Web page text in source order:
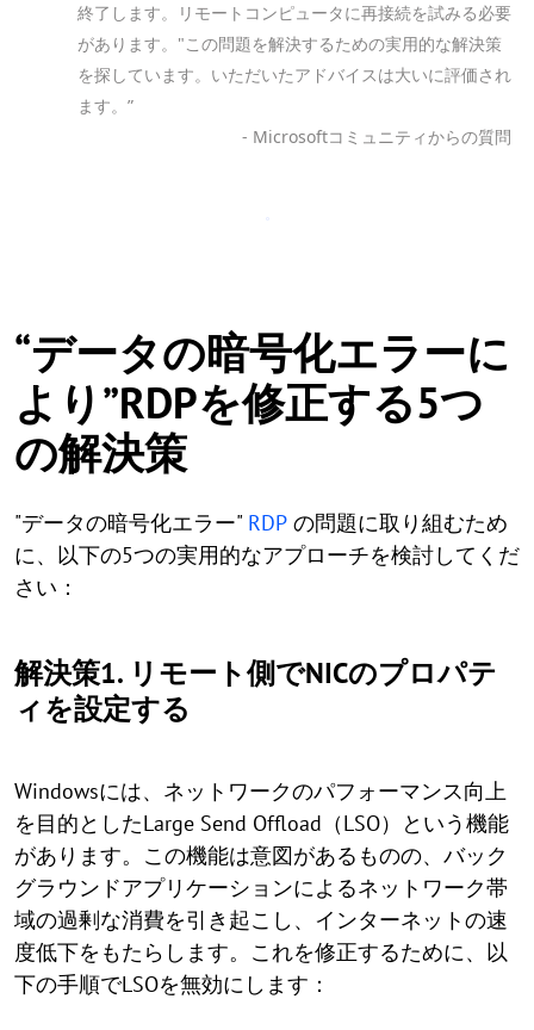
終了します。リモートコンピュータに再接続を試みる必要
があります。"この問題を解決するための実用的な解決策
を探しています。いただいたアドバイスは大いに評価され
ます。”
- Microsoftコミュニティからの質問
“データの暗号化エラーに
より”RDPを修正する5つ
の解決策
"データの暗号化エラー" RDP の問題に取り組むため
に、以下の5つの実用的なアプローチを検討してくだ
さい：
解決策1. リモート側でNICのプロパテ
ィを設定する
Windowsには、ネットワークのパフォーマンス向上
を目的としたLarge Send Offload（LSO）という機能
があります。この機能は意図があるものの、バック
グラウンドアプリケーションによるネットワーク帯
域の過剰な消費を引き起こし、インターネットの速
度低下をもたらします。これを修正するために、以
下の手順でLSOを無効にします：